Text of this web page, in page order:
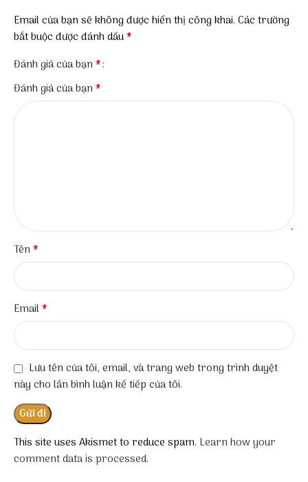
Email của bạn sẽ không được hiển thị công khai. Các trường
bắt buộc được đánh dấu*
Đánh giá của bạn*
Đánh giá của bạn*
Tên*
Email*
Lưu tên của tôi, email, và trang web trong trình duyệt
này cho lần bình luận kế tiếp của tôi.
This site uses Akismet to reduce spam. Learn how your
comment data is processed.